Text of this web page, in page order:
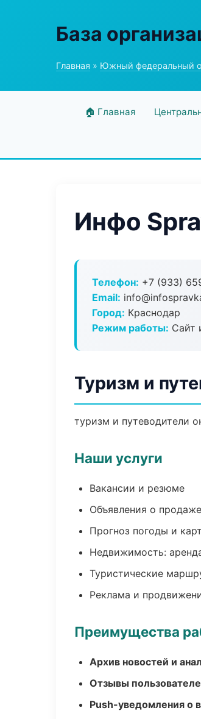
База
Главная » Южный федеральный
🏠 Главная
Инфо
Телефон: +7 (933)
Email:
Город: Краснодар
Режим работы: Сайт
Туризм и
туризм и путеводители
Наши услуги
Вакансии и резюме
Объявления о
Прогноз погоды и
Недвижимость:
Туристические
Реклама и
Преимущества
Архив новостей и
Отзывы
Push-уведомления о